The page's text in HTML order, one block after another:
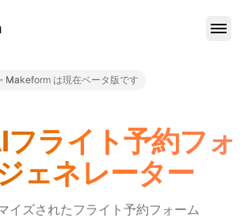
Makeform は現在ベータ版です
ライト予約フォ
ェネレーター
イズされたフライト予約フォーム